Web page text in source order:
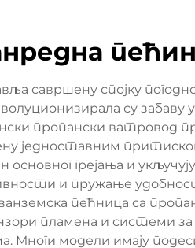
савршену спојку
су
пропански ватровод
једноставним
грејања и
и пружање
ванземска пећница са
пламена и системи за
модели имају